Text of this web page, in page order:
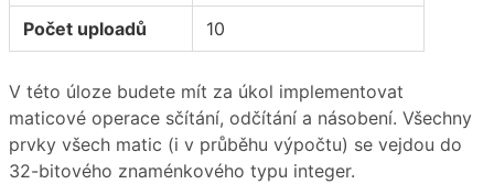
Počet uploadů 10
V této úloze budete mít za úkol implementovat
maticové operace sčítání, odčítání a násobení. Všechny
prvky všech matic (i v průběhu výpočtu) se vejdou do
32-bitového znaménkového typu integer.